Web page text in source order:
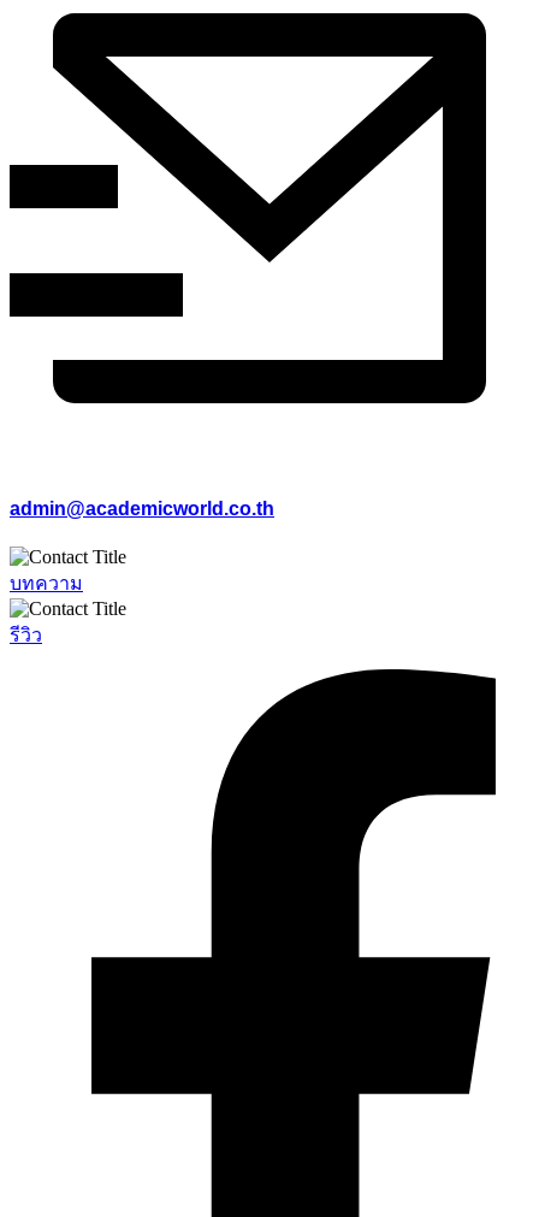
admin@academicworld.co.th
บทความ
รีวิว